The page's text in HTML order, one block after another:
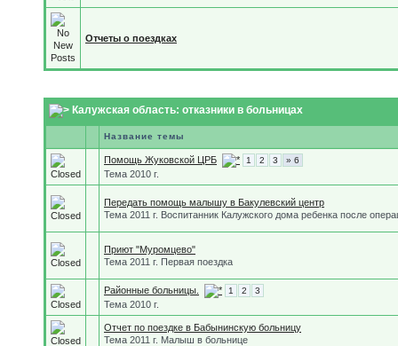
Отчеты о поездках
Калужская область: отказники в больницах
Название темы
Помощь Жуковской ЦРБ 1 2 3 » 6
Тема 2010 г.
Передать помощь малышу в Бакулевский центр
Тема 2011 г. Воспитанник Калужского дома ребенка после
Приют "Муромцево"
Тема 2011 г. Первая поездка
Районные больницы. 1 2 3
Тема 2010 г.
Отчет по поездке в Бабынинскую больницу
Тема 2011 г. Малыш в больнице